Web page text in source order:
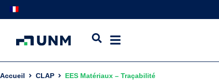
Accueil CLAP EES Matériaux – Traçabilité